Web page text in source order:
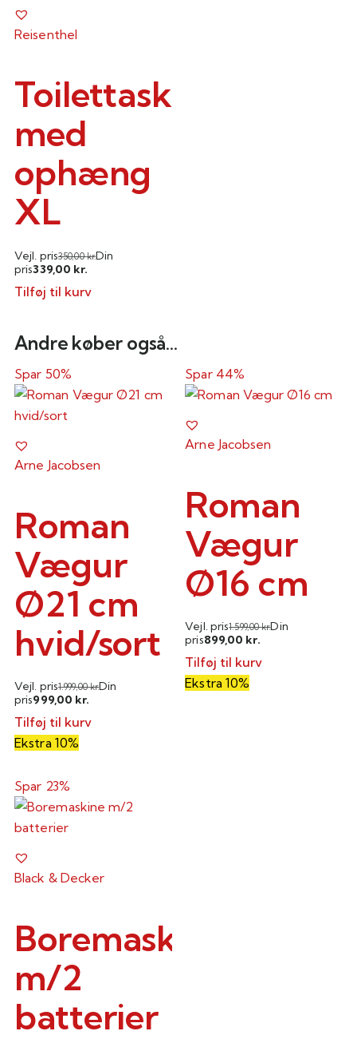
Reisenthel
Toilettaske
med
ophæng
XL
Vejl. pris350,00kr.Din
pris339,00 kr.
Tilføj til kurv
Andre køber også...
Spar 50%
Arne Jacobsen
Roman
Vægur
Ø21 cm
hvid/sort
Vejl. pris1.999,00kr.Din
pris999,00 kr.
Tilføj til kurv
Ekstra 10%
Spar 44%
Arne Jacobsen
Roman
Vægur
Ø16 cm
Vejl. pris1.599,00kr.Din
pris899,00 kr.
Tilføj til kurv
Ekstra 10%
Spar 23%
Black & Decker
Boremaskine
m/2
batterier